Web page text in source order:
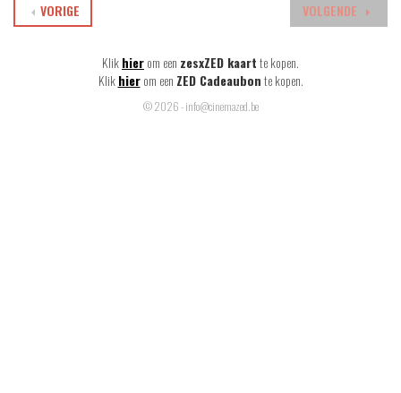
VOLGENDE
VORIGE
Klikhierom een zesxZED kaartte kopen.
Klik hier om een ZED Cadeaubonte kopen.
© 2026 - info@cinemazed.be